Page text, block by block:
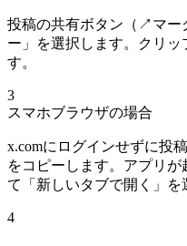
投稿の共有ボタン（↗マー
ー」を選択します。クリ
す。
3
スマホブラウザの場合
x.comにログインせずに投
をコピーします。アプリ
て「新しいタブで開く」を
4